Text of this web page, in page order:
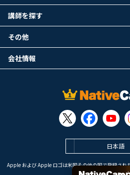
日本語
Apple および Apple ロゴは米国その他の国で登録され
Apple Inc. のサービスマ
講師を探す
その他
会社情報